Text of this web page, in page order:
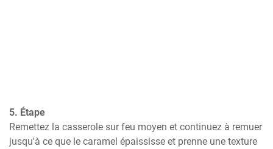
5. Étape
Remettez la casserole sur feu moyen et continuez à remuer
jusqu'à ce que le caramel épaississe et prenne une texture